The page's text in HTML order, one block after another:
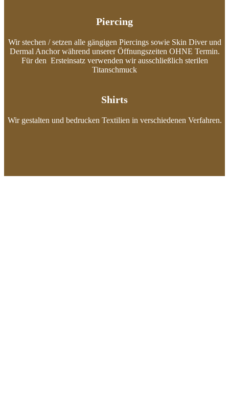
Piercing
Wir stechen / setzen alle gängigen Piercings sowie Skin Diver und
Dermal Anchor während unserer Öffnungszeiten OHNE Termin.
Für den Ersteinsatz verwenden wir ausschließlich sterilen
Titanschmuck
Shirts
Wir gestalten und bedrucken Textilien in verschiedenen Verfahren.